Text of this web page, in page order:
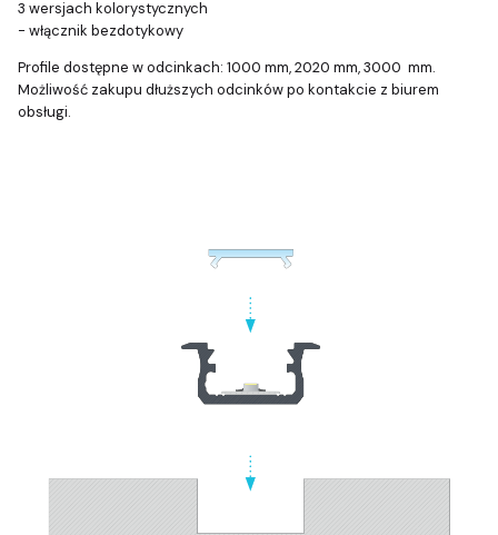
3 wersjach kolorystycznych
- włącznik bezdotykowy
Profile dostępne w odcinkach: 1000 mm, 2020 mm, 3000 mm.
Możliwość zakupu dłuższych odcinków po kontakcie z biurem
obsługi.